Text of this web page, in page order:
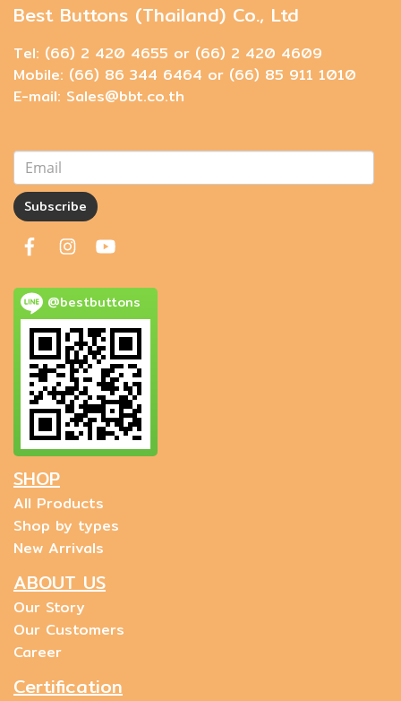
Best Buttons (Thailand) Co., Ltd
Tel: (66) 2 420 4655 or (66) 2 420 4609
Mobile: (66) 86 344 6464 or (66) 85 911 1010
E-mail: Sales@bbt.co.th
Subscribe
@bestbuttons
SHOP
All Products
Shop by types
New Arrivals
ABOUT US
Our Story
Our Customers
Career
Certification